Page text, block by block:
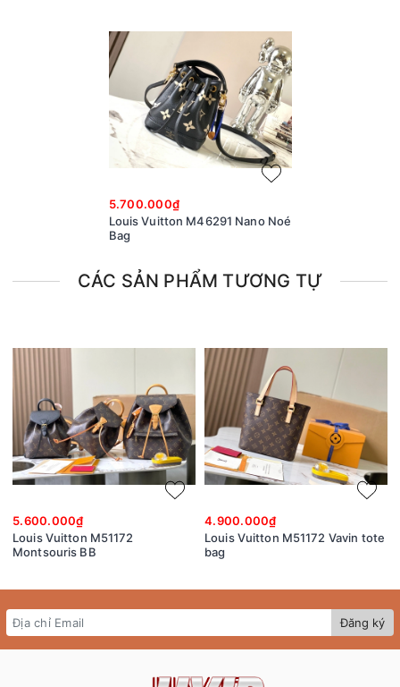
5.700.000₫
Louis Vuitton M46291 Nano Noé
Bag
CÁC SẢN PHẨM TƯƠNG TỰ
5.600.000₫
Louis Vuitton M51172
Montsouris BB
4.900.000₫
Louis Vuitton M51172 Vavin tote
bag
Đăng ký